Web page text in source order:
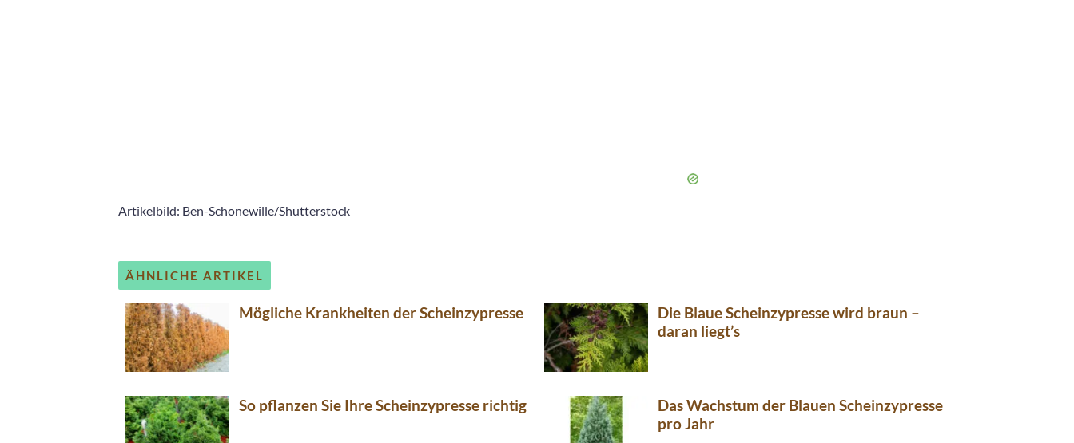
Artikelbild: Ben-Schonewille/Shutterstock
ÄHNLICHE ARTIKEL
Mögliche Krankheiten der Scheinzypresse
Die Blaue Scheinzypresse wird braun –
daran liegt’s
So pflanzen Sie Ihre Scheinzypresse richtig
Das Wachstum der Blauen Scheinzypresse
pro Jahr